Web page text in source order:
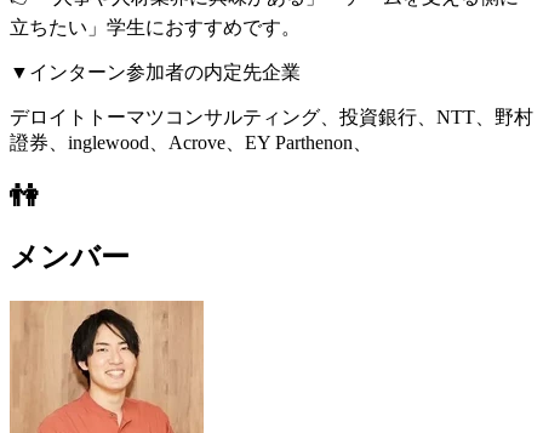
立ちたい」学生におすすめです。
▼インターン参加者の内定先企業
デロイトトーマツコンサルティング、投資銀行、NTT、野村
證券、inglewood、Acrove、EY Parthenon、
👫
メンバー